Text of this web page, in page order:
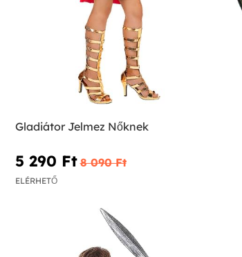
Gladiátor Jelmez Nőknek
5 290 Ft‎ 8 090 Ft‎
ELÉRHETŐ